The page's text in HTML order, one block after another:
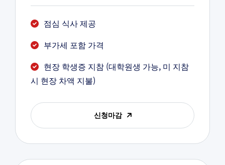
점심 식사 제공
부가세 포함 가격
현장 학생증 지참 (대학원생 가능, 미 지참
시 현장 차액 지불)
신청마감